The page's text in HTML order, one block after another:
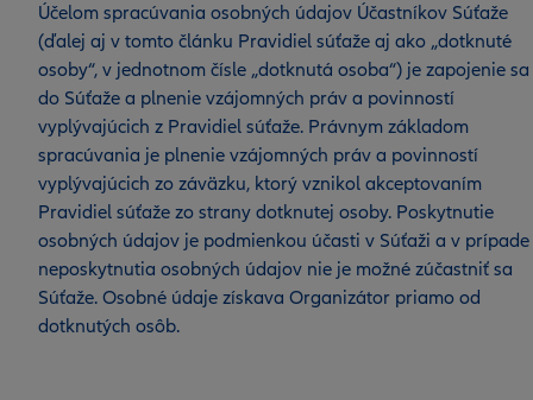
Účelom spracúvania osobných údajov Účastníkov Súťaže
(ďalej aj v tomto článku Pravidiel súťaže aj ako „dotknuté
osoby“, v jednotnom čísle „dotknutá osoba“) je zapojenie sa
do Súťaže a plnenie vzájomných práv a povinností
vyplývajúcich z Pravidiel súťaže. Právnym základom
spracúvania je plnenie vzájomných práv a povinností
vyplývajúcich zo záväzku, ktorý vznikol akceptovaním
Pravidiel súťaže zo strany dotknutej osoby. Poskytnutie
osobných údajov je podmienkou účasti v Súťaži a v prípade
neposkytnutia osobných údajov nie je možné zúčastniť sa
Súťaže. Osobné údaje získava Organizátor priamo od
dotknutých osôb.